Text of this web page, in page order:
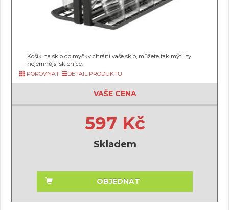
Košík na sklo do myčky chrání vaše sklo, můžete tak mýt i ty
nejemnější sklenice.
POROVNAT
DETAIL PRODUKTU
VAŠE CENA
597 Kč
Skladem
OBJEDNAT